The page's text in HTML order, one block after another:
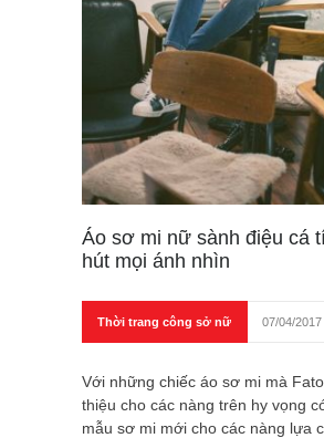
Áo sơ mi nữ sành điệu cá
hút mọi ánh nhìn
Thời trang công sở nữ 07/04/
Với những chiếc áo sơ mi mà
thiệu cho các nàng trên hy vọng
mẫu sơ mi mới cho các nàng lựa